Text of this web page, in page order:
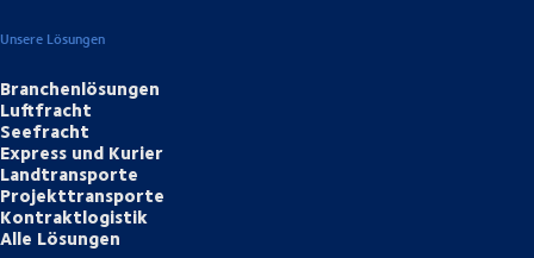
Unsere Lösungen
Branchenlösungen
Luftfracht
Seefracht
Express und Kurier
Landtransporte
Projekttransporte
Kontraktlogistik
Alle Lösungen